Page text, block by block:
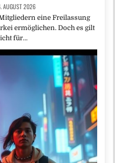
AUGUST 2026
eine Freilassung
ermöglichen. Doch es gilt
für…